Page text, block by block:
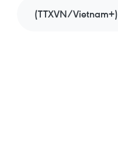
(TTXVN/Vietnam+)